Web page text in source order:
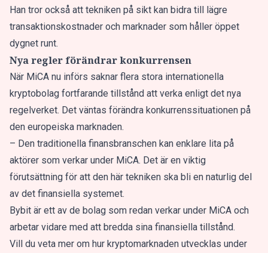
Han tror också att tekniken på sikt kan bidra till lägre
transaktionskostnader och marknader som håller öppet
dygnet runt.
Nya regler förändrar konkurrensen
När MiCA nu införs saknar flera stora internationella
kryptobolag fortfarande tillstånd att verka enligt det nya
regelverket. Det väntas förändra konkurrenssituationen på
den europeiska marknaden.
– Den traditionella finansbranschen kan enklare lita på
aktörer som verkar under MiCA. Det är en viktig
förutsättning för att den här tekniken ska bli en naturlig del
av det finansiella systemet.
Bybit är ett av de bolag som redan verkar under MiCA och
arbetar vidare med att bredda sina finansiella tillstånd.
Vill du veta mer om hur kryptomarknaden utvecklas under